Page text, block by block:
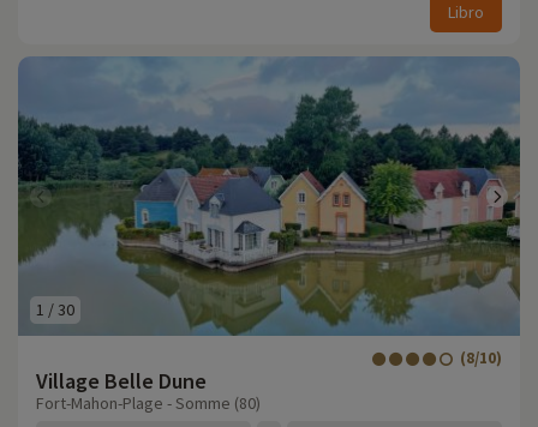
Libro
1 /30
Village Belle Dune
(8/10)
Fort-Mahon-Plage - Somme (80)